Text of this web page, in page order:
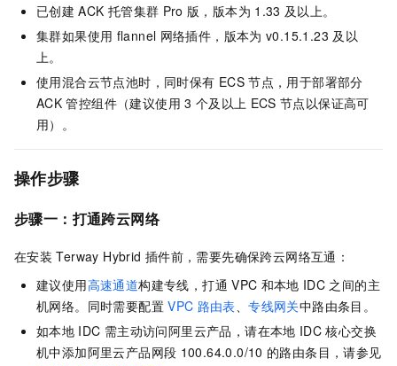
已创建 ACK 托管集群 Pro 版 ，版本为 1.33 及以上。
集群如果使用 flannel 网络插件，版本为 v0.15.1.23 及以
上。
使用混合云节点池时，同时保有 ECS 节点，用于部署部分
ACK 管控组件（建议使用 3 个及以上 ECS 节点以保证高可
用）。
操作步骤
步骤一：打通跨云网络
在安装 Terway Hybrid 插件前，需要先确保跨云网络互通：
建议使用高速通道构建专线，打通 VPC 和本地 IDC 之间的主
机网络。同时需要配置 VPC 路由表 、专线网关中路由条目。
如本地 IDC 需主动访问阿里云产品，请在本地 IDC 核心交换
机中添加阿里云产品网段 100.64.0.0/10 的路由条目，请参见